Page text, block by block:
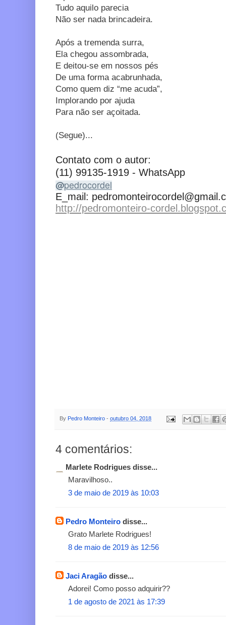
Tudo aquilo parecia
Não ser nada brincadeira.
Após a tremenda surra,
Ela chegou assombrada,
E deitou-se em nossos pés
De uma forma acabrunhada,
Como quem diz “me acuda”,
Implorando por ajuda
Para não ser açoitada.
(Segue)...
Contato com o autor:
(11) 99135-1919 - WhatsApp
@pedrocordel
E_mail:
http://pedromonteiro-
By Pedro Monteiro - outubro 04, 2018
4 comentários:
Marlete Rodrigues disse...
Maravilhoso..
3 de maio de 2019 às 10:03
Pedro Monteiro disse...
Grato Marlete Rodrigues!
8 de maio de 2019 às 12:56
Jaci Aragão disse...
Adorei! Como posso adquirir??
1 de agosto de 2021 às 17:39